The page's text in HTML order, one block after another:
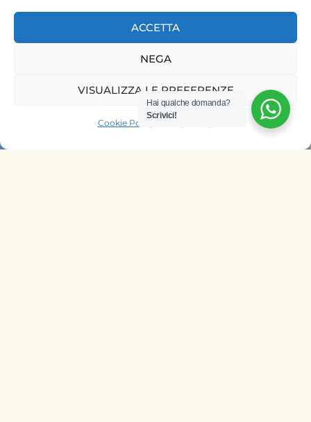
ACCETTA
NEGA
VISUALIZZA LE PREFERENZE
Cookie Policy
CONTATTACI
Hai qualche domanda?
Scrivici!